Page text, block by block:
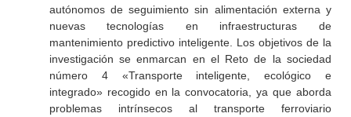
autónomos de seguimiento sin alimentación externa y
nuevas tecnologías en infraestructuras de
mantenimiento predictivo inteligente. Los objetivos de la
investigación se enmarcan en el Reto de la sociedad
número 4 «Transporte inteligente, ecológico e
integrado» recogido en la convocatoria, ya que aborda
problemas intrínsecos al transporte ferroviario